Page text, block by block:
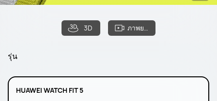
3D ภาพยนตร์
รุ่น
HUAWEI WATCH FIT 5